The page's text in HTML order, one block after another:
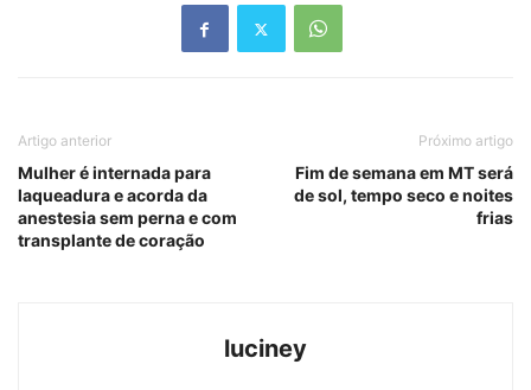
Artigo anterior
Mulher é internada para
laqueadura e acorda da
anestesia sem perna e com
transplante de coração
Próximo artigo
Fim de semana em MT será
de sol, tempo seco e noites
frias
luciney